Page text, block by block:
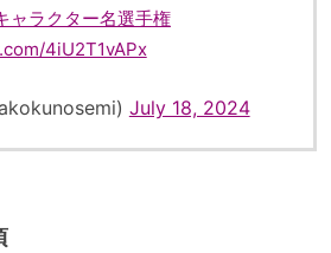
ャラクター名選手権
4iU2T1vAPx
July 18, 2024